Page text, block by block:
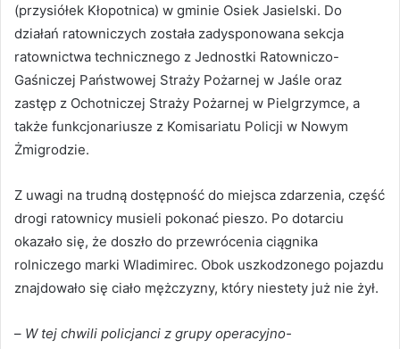
(przysiółek Kłopotnica) w gminie Osiek Jasielski. Do
działań ratowniczych została zadysponowana sekcja
ratownictwa technicznego z Jednostki Ratowniczo-
Gaśniczej Państwowej Straży Pożarnej w Jaśle oraz
zastęp z Ochotniczej Straży Pożarnej w Pielgrzymce, a
także funkcjonariusze z Komisariatu Policji w Nowym
Żmigrodzie.
Z uwagi na trudną dostępność do miejsca zdarzenia, część
drogi ratownicy musieli pokonać pieszo. Po dotarciu
okazało się, że doszło do przewrócenia ciągnika
rolniczego marki Wladimirec. Obok uszkodzonego pojazdu
znajdowało się ciało mężczyzny, który niestety już nie żył.
– W tej chwili policjanci z grupy operacyjno-